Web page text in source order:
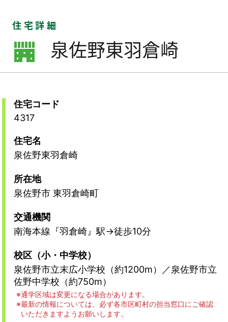
住宅詳細
泉佐野東羽倉崎
住宅コード
4317
住宅名
泉佐野東羽倉崎
所在地
泉佐野市 東羽倉崎町
交通機関
南海本線『羽倉崎』駅→徒歩10分
校区（小・中学校）
泉佐野市立末広小学校（約1200m）／泉佐野市立
佐野中学校（約750m）
通学区域は変更になる場合があります。
最新の情報については、必ず各市区町村の担当窓口にご確認
いただきますようお願いします。